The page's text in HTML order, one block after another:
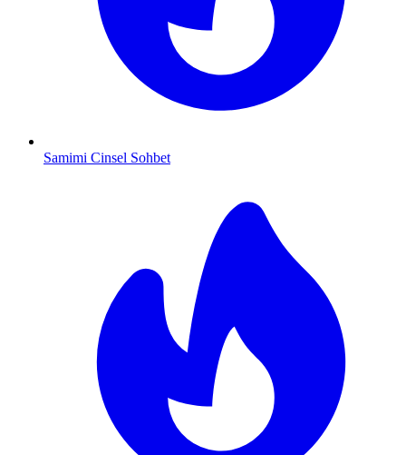
Samimi Cinsel Sohbet